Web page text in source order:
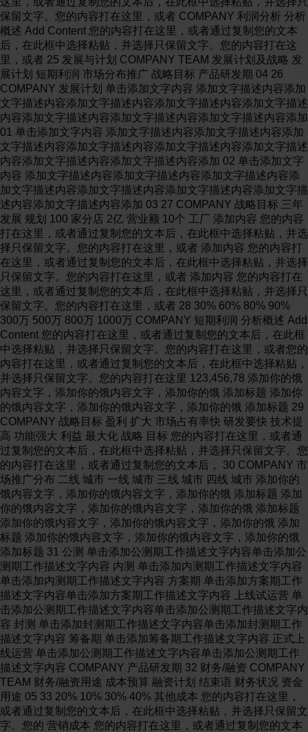
保留文字。您的内容打在这里，或者 COMPANY 利润分析 分析
概述 Add Content 您的内容打在这里，或者通过复制您的文本
后，在此框中选择粘贴，并选择只保留文字。您的内容打在这
里，或者 25 发展与计划 COMPANY TEAM 发展计划及战略 发
展计划 短期利润 市场分布推广 战略目标 产品研发期 04 26
COMPANY 发展计划 单击添加文字内容 添加文字描述内容添加
文字描述内容添加文字描述内容添加文字描述内容添加文字描述
内容添加文字描述内容添加文字描述内容添加文字描述内容添加
01 单击添加文字内容 添加文字描述内容添加文字描述内容添加
文字描述内容添加文字描述内容添加文字描述内容添加文字描述
内容添加文字描述内容添加文字描述内容添加 02 单击添加文字
内容 添加文字描述内容添加文字描述内容添加文字描述内容添
加文字描述内容添加文字描述内容添加文字描述内容添加文字描
述内容添加文字描述内容添加 03 27 COMPANY 战略目标 三年
发展 规划 100 家分店 2亿 营业额 10个 工厂 添加内容 您的内容
打在这里，或者通过复制您的文本后，在此框中选择粘贴，并选
择只保留文字。您的内容打在这里，或者 添加内容 您的内容打
在这里，或者通过复制您的文本后，在此框中选择粘贴，并选择
只保留文字。您的内容打在这里，或者 添加内容 您的内容打在
这里，或者通过复制您的文本后，在此框中选择粘贴，并选择只
保留文字。您的内容打在这里，或者 28 30% 60% 80% 90%
300万 500万 800万 1000万 COMPANY 短期利润 分析概述 Add
Content 您的内容打在这里，或者通过复制您的文本后，在此框
中选择粘贴，并选择只保留文字。您的内容打在这里，或者您的
内容打在这里，或者通过复制您的文本后，在此框中选择粘贴，
并选择只保留文字。您的内容打在这里 123,456,78 添加你的饿
内容文字，添加你的饿内容文字，添加你的饿 添加标题 添加你
的饿内容文字，添加你的饿内容文字，添加你的饿 添加标题 29
COMPANY 战略目标 盈利 扩大 市场占有率快 研发要快 技术提
高 功能强大 利益 最大化 战略 目标 您的内容打在这里，或者通
过复制您的文本后，在此框中选择粘贴，并选择只保留文字。您
的内容打在这里，或者通过复制您的文本后， 30 COMPANY 市
场推广分布 二线 城市 一线 城市 三线 城市 四线 城市 添加你的
饿内容文字，添加你的饿内容文字，添加你的饿 添加标题 添加
你的饿内容文字，添加你的饿内容文字，添加你的饿 添加标题
添加你的饿内容文字，添加你的饿内容文字，添加你的饿 添加
标题 添加你的饿内容文字，添加你的饿内容文字，添加你的饿
添加标题 31 公测 单击添加公测期工作描述文字内容单击添加公
测期工作描述文字内容 内测 单击添加内测期工作描述文字内容
单击添加内测期工作描述文字内容 方案期 单击添加方案期工作
描述文字内容单击添加方案期工作描述文字内容 上线试运营 单
击添加公测期工作描述文字内容单击添加公测期工作描述文字内
容 封测 单击添加封测期工作描述文字内容单击添加封测期工作
描述文字内容 筹备期 单击添加筹备期工作描述文字内容 正式上
线运营 单击添加公测期工作描述文字内容单击添加公测期工作
描述文字内容 COMPANY 产品研发期 32 财务/融资 COMPANY
TEAM 财务/融资用途 成本预算 融资计划 结束语 财务状况 资金
用途 05 33 20% 10% 30% 40% 其他成本 您的内容打在这里，
或者通过复制您的文本后，在此框中选择粘贴，并选择只保留文
字。您的 营销成本 您的内容打在这里，或者通过复制您的文本